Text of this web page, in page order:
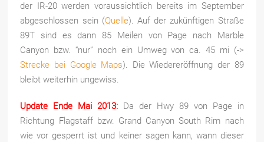
der IR-20 werden voraussichtlich bereits im September
abgeschlossen sein (Quelle). Auf der zukünftigen Straße
89T sind es dann 85 Meilen von Page nach Marble
Canyon bzw. “nur” noch ein Umweg von ca. 45 mi (->
Strecke bei Google Maps). Die Wiedereröffnung der 89
bleibt weiterhin ungewiss.
Update Ende Mai 2013: Da der Hwy 89 von Page in
Richtung Flagstaff bzw. Grand Canyon South Rim nach
wie vor gesperrt ist und keiner sagen kann, wann dieser